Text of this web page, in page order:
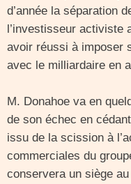
d’année la séparation
l’investisseur activiste
avoir réussi à imposer
avec le milliardaire en
M. Donahoe va en
de son échec en
issu de la scission à
commerciales du
conservera un siège